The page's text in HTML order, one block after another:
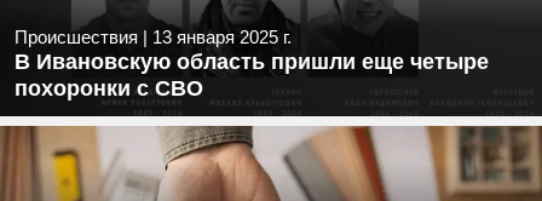
Происшествия | 13 января 2025 г.
В Ивановскую область пришли еще четыре
похоронки с СВО